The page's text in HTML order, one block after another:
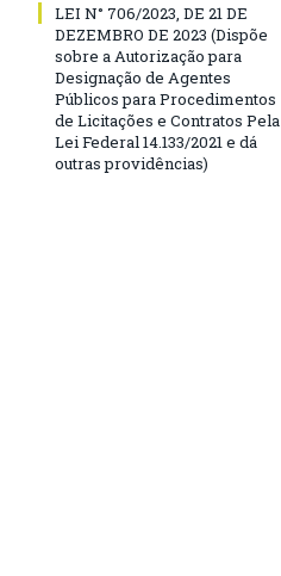
LEI N° 706/2023, DE 21 DE
DEZEMBRO DE 2023 (Dispõe
sobre a Autorização para
Designação de Agentes
Públicos para Procedimentos
de Licitações e Contratos Pela
Lei Federal 14.133/2021 e dá
outras providências)